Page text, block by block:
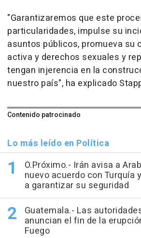
"Garantizaremos que este
particularidades, impulse su
asuntos públicos, promueva su
activa y derechos sexuales y
tengan injerencia en la
nuestro país", ha explicado
Contenido patrocinado
Lo más leído en Política
O.Próximo.- Irán avisa a
nuevo acuerdo con Turquía
a garantizar su seguridad
Guatemala.- Las
anuncian el fin de la
Fuego